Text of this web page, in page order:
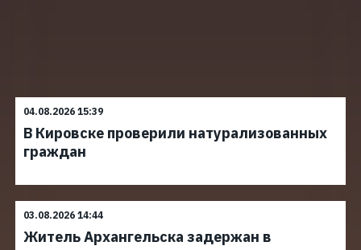
04.08.2026 15:39
В Кировске проверили натурализованных
граждан
03.08.2026 14:44
Житель Архангельска задержан в